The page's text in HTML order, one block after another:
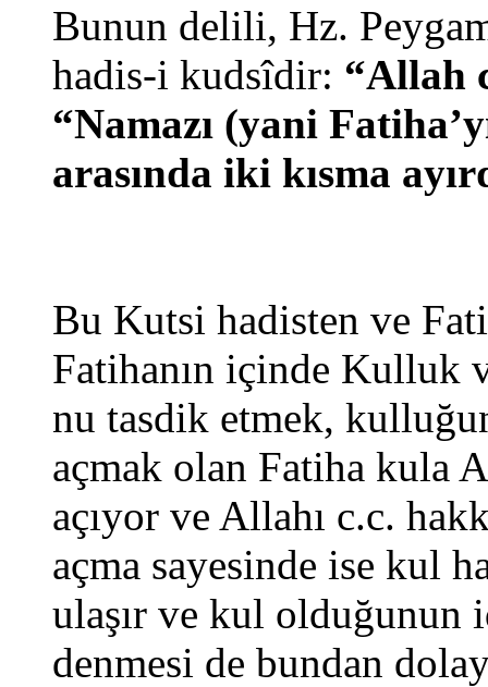
Bunun delili, Hz.
hadis-i kudsîdir: “Allah
“Namazı (yani
arasında iki kısma
Bu Kutsi hadisten ve
Fatihanın içinde Kulluk
nu tasdik etmek,
açmak olan Fatiha kula
açıyor ve Allahı c.c.
açma sayesinde ise kul
ulaşır ve kul olduğunun
denmesi de bundan